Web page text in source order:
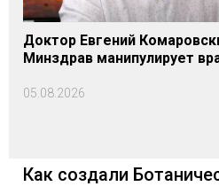
Доктор Евгений
Минздрав манипулирует
05.08.2026
Как создали